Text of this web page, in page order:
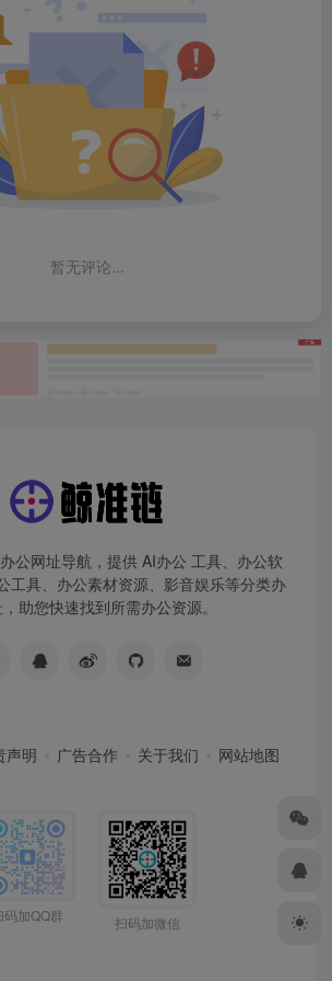
暂无评论...
公网址导航，提供 AI办公 工具、办公软
工具、办公素材资源、影音娱乐等分类办
助您快速找到所需办公资源。
声明 广告合作 关于我们 网站地图
码加QQ群 扫码加微信